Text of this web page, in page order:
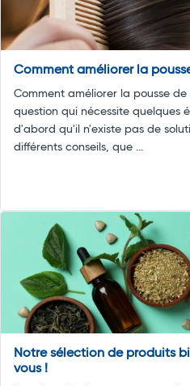
Comment améliorer la
Comment améliorer la pousse de
question qui nécessite quelques
d'abord qu'il n'existe pas de
différents conseils, que ...
Notre sélection de produits
vous !